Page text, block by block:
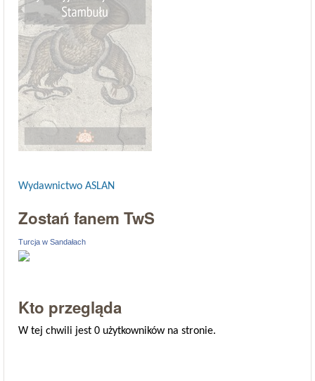
Wydawnictwo ASLAN
Zostań fanem TwS
Turcja w Sandałach
Kto przegląda
W tej chwili jest 0 użytkowników na stronie.